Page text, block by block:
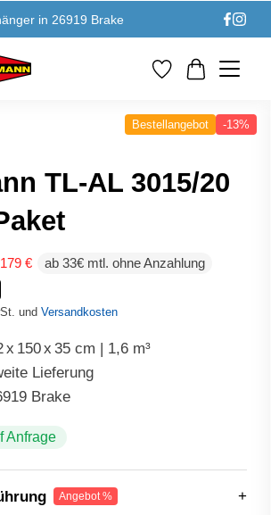
in 26919 Brake
Bestellangebot -13%
TL-AL 3015/20
€
€
Aktueller
3.179 €.
ab 33€ mtl. ohne Anzahlung
und Versandkosten
x150x35 cm | 1,6 m³
Lieferung
Brake
Anfrage